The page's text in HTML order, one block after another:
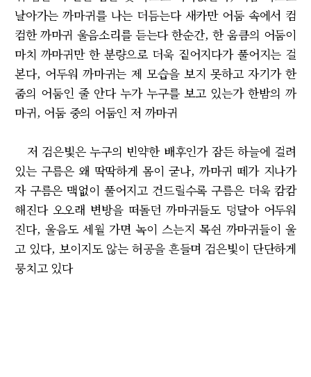
날아가는 까마귀를 나는 더듬는다 새카만 어둠 속에서 컴
컴한 까마귀 울음소리를 듣는다 한순간, 한 움큼의 어둠이
마치 까마귀만 한 분량으로 더욱 짙어지다가 풀어지는 걸
본다, 어두워 까마귀는 제 모습을 보지 못하고 자기가 한
줌의 어둠인 줄 안다 누가 누구를 보고 있는가 한밤의 까
마귀, 어둠 중의 어둠인 저 까마귀
저 검은빛은 누구의 빈약한 배후인가 잠든 하늘에 걸려
있는 구름은 왜 딱딱하게 몸이 굳나, 까마귀 떼가 지나가
자 구름은 맥없이 풀어지고 건드릴수록 구름은 더욱 캄캄
해진다 오오래 변방을 떠돌던 까마귀들도 덩달아 어두워
진다, 울음도 세월 가면 녹이 스는지 목쉰 까마귀들이 울
고 있다, 보이지도 않는 허공을 흔들며 검은빛이 단단하게
뭉치고 있다